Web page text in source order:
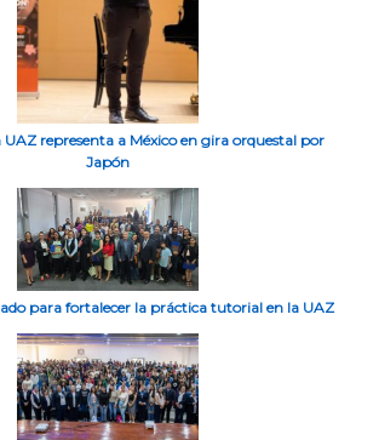
UAZ representa a México en gira orquestal por
Japón
para fortalecer la práctica tutorial en la UAZ